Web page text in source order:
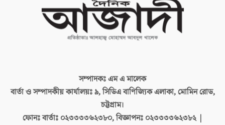
সম্পাদকঃএম এ মালেক
বার্তা ও সম্পাদকীয় কার্যালয়ঃ৯, সিডিএ বাণিজ্যিক এলাকা, মোমিন রোড,
চট্টগ্রাম।
ফোনঃ বার্তাঃ ০২৩৩৩৩৬২৩৮০, বিজ্ঞাপনঃ ০২৩৩৩৩৬২৩৮২ |